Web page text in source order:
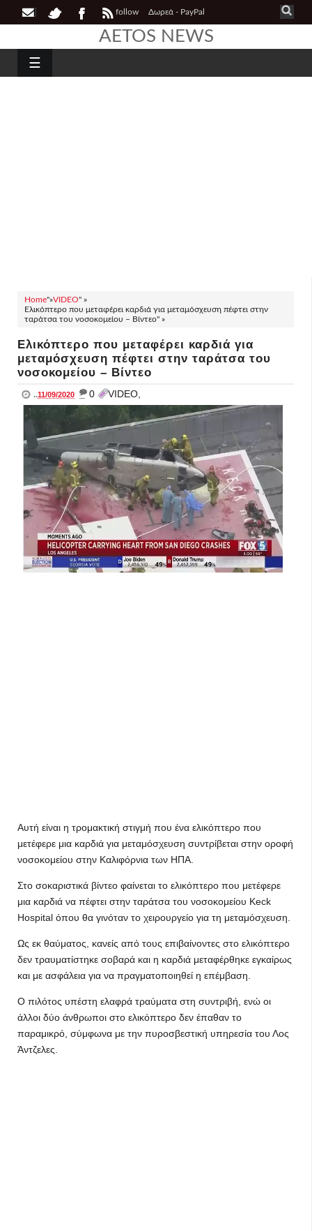
follow Δωρεά - PayPal
AETOS NEWS
☰
Home"»VIDEO" »
Ελικόπτερο που μεταφέρει καρδιά για μεταμόσχευση πέφτει στην
ταράτσα του νοσοκομείου – Βίντεο" »
Ελικόπτερο που μεταφέρει καρδιά για
μεταμόσχευση πέφτει στην ταράτσα του
νοσοκομείου – Βίντεο
..11/09/2020 _ 0 VIDEO,
Αυτή είναι η τρομακτική στιγμή που ένα ελικόπτερο που
μετέφερε μια καρδιά για μεταμόσχευση συντρίβεται στην οροφή
νοσοκομείου στην Καλιφόρνια των ΗΠΑ.
Στο σοκαριστικά βίντεο φαίνεται το ελικόπτερο που μετέφερε
μια καρδιά να πέφτει στην ταράτσα του νοσοκομείου Keck
Hospital όπου θα γινόταν το χειρουργείο για τη μεταμόσχευση.
Ως εκ θαύματος, κανείς από τους επιβαίνοντες στο ελικόπτερο
δεν τραυματίστηκε σοβαρά και η καρδιά μεταφέρθηκε εγκαίρως
και με ασφάλεια για να πραγματοποιηθεί η επέμβαση.
Ο πιλότος υπέστη ελαφρά τραύματα στη συντριβή, ενώ οι
άλλοι δύο άνθρωποι στο ελικόπτερο δεν έπαθαν το
παραμικρό, σύμφωνα με την πυροσβεστική υπηρεσία του Λος
Άντζελες.